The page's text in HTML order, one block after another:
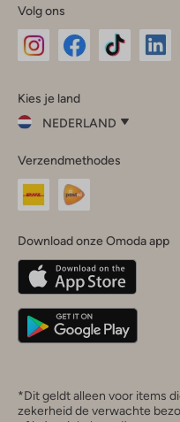
Volg ons
InstagramFacebook
Kies je land
NEDERLAND
je
land
Nederland
Belgique(Français)
Deutschland
Verzendmethodes
Download onze Omoda app
*Dit geldt alleen voor items
zekerheid de verwachte